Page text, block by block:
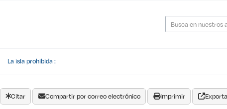
La isla prohibida :
Citar Compartir por correo electrónico Imprimir